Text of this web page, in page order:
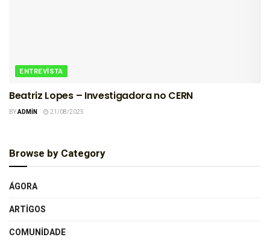
ENTREVISTA
Beatriz Lopes – Investigadora no CERN
BYADMIN 21/08/2025
Browse by Category
ÁGORA
ARTIGOS
COMUNIDADE